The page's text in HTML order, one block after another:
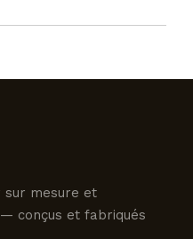
sur mesure et
conçus et fabriqués